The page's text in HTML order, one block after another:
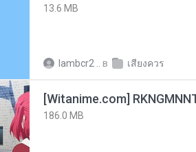
13.6 MB
lambcr2 .. в เสียงควร
186.0 MB